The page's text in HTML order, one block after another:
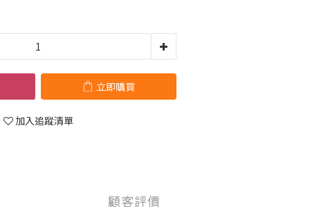
立即購買
加入追蹤清單
顧客評價